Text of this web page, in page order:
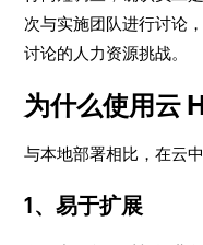
次与实施团队进行讨论
讨论的人力资源挑战。
为什么使用云
与本地部署相比，在云
1、易于扩展